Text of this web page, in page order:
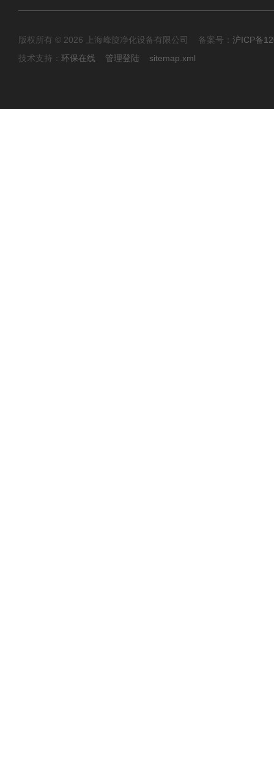
版权所有 © 2026 上海峰旋净化设备有限公司 备案号： 沪ICP备
技术支持： 环保在线 管理登陆 sitemap.xml